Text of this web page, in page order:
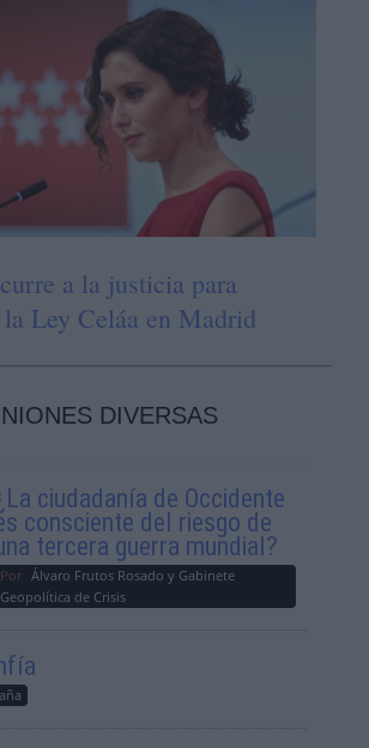
a la justicia para
Ley Celáa en Madrid
DIVERSAS
ciudadanía de Occidente
consciente del riesgo de
tercera guerra mundial?
Por Álvaro Frutos Rosado y Gabinete
Geopolítica de Crisis